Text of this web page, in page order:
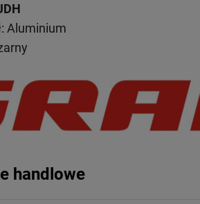
Aluminium
handlowe